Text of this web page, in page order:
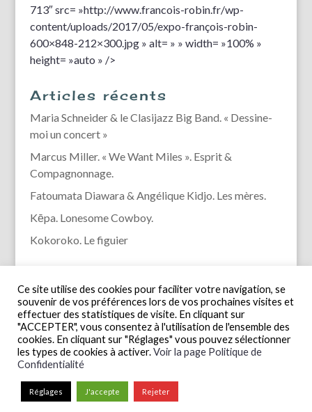
713″ src= »http://www.francois-robin.fr/wp-
content/uploads/2017/05/expo-françois-robin-
600×848-212×300.jpg » alt= » » width= »100% »
height= »auto » />
Articles récents
Maria Schneider & le Clasijazz Big Band. « Dessine-
moi un concert »
Marcus Miller. « We Want Miles ». Esprit &
Compagnonnage.
Fatoumata Diawara & Angélique Kidjo. Les mères.
Kēpa. Lonesome Cowboy.
Kokoroko. Le figuier
Ce site utilise des cookies pour faciliter votre navigation, se
souvenir de vos préférences lors de vos prochaines visites et
effectuer des statistiques de visite. En cliquant sur
"ACCEPTER", vous consentez à l'utilisation de l'ensemble des
cookies. En cliquant sur "Réglages" vous pouvez sélectionner
les types de cookies à activer.Voir la page Politique de
Confidentialité
Réglages J'accepte Rejeter